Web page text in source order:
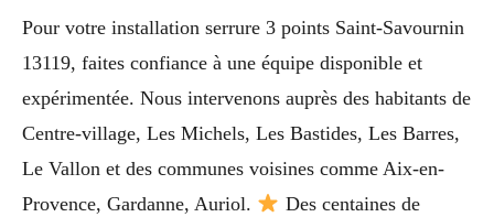
Pour votre installation serrure 3 points Saint-Savournin
13119, faites confiance à une équipe disponible et
expérimentée. Nous intervenons auprès des habitants de
Centre-village, Les Michels, Les Bastides, Les Barres,
Le Vallon et des communes voisines comme Aix-en-
Provence, Gardanne, Auriol.
Des centaines de